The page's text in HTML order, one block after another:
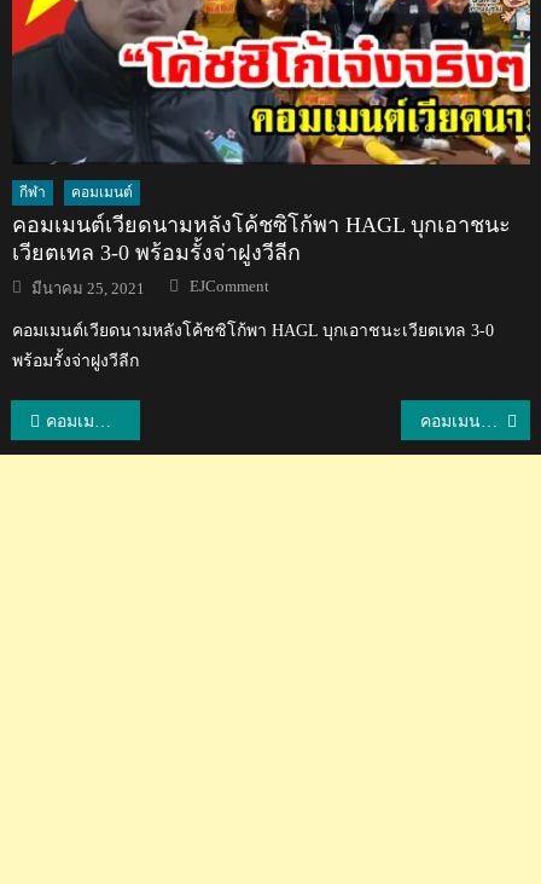
กีฬา คอมเมนต์
คอมเมนต์เวียดนามหลังโค้ชซิโก้พา HAGL บุกเอาชนะ
เวียตเทล 3-0 พร้อมรั้งจ่าฝูงวีลีก
Posted
on
มีนาคม 25, 2021 Author
EJComment
คอมเมนต์เวียดนามหลังโค้ชซิโก้พา HAGL บุกเอาชนะเวียตเทล 3-0
พร้อมรั้งจ่าฝูงวีลีก
แนะแนว
คอมเมนต์มาเลย์สุดเดือด หลังบุกพ่ายไทย 0-1 ศึกอาเซียน คัพ 2024 คอมเมนต์อินโด+เวียดนาม หลังเวียดนามชนะอินโด 1-0 ศึกฟุตบอลอาเซียน คัพ 2024